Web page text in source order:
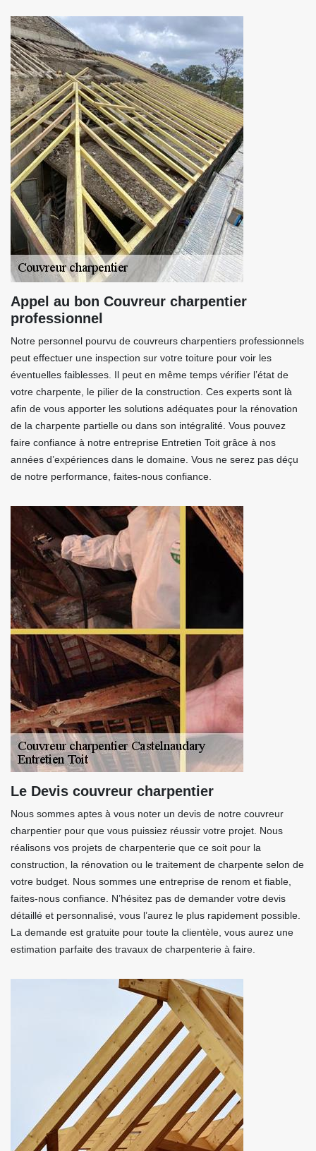
Appel au bon Couvreur charpentier
professionnel
Notre personnel pourvu de couvreurs charpentiers professionnels
peut effectuer une inspection sur votre toiture pour voir les
éventuelles faiblesses. Il peut en même temps vérifier l’état de
votre charpente, le pilier de la construction. Ces experts sont là
afin de vous apporter les solutions adéquates pour la rénovation
de la charpente partielle ou dans son intégralité. Vous pouvez
faire confiance à notre entreprise Entretien Toit grâce à nos
années d’expériences dans le domaine. Vous ne serez pas déçu
de notre performance, faites-nous confiance.
Le Devis couvreur charpentier
Nous sommes aptes à vous noter un devis de notre couvreur
charpentier pour que vous puissiez réussir votre projet. Nous
réalisons vos projets de charpenterie que ce soit pour la
construction, la rénovation ou le traitement de charpente selon de
votre budget. Nous sommes une entreprise de renom et fiable,
faites-nous confiance. N’hésitez pas de demander votre devis
détaillé et personnalisé, vous l’aurez le plus rapidement possible.
La demande est gratuite pour toute la clientèle, vous aurez une
estimation parfaite des travaux de charpenterie à faire.